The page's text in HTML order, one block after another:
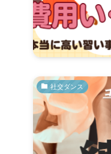
社交ダンス